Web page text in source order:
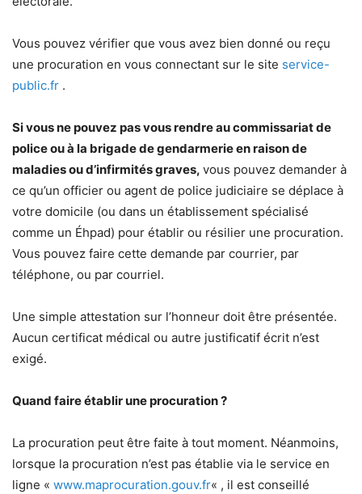
Vous pouvez vérifier que vous avez bien donné ou reçu
une procuration en vous connectant sur le site service-
public.fr .
Si vous ne pouvez pas vous rendre au commissariat de
police ou à la brigade de gendarmerie en raison de
maladies ou d’infirmités graves, vous pouvez demander à
ce qu’un officier ou agent de police judiciaire se déplace à
votre domicile (ou dans un établissement spécialisé
comme un Éhpad) pour établir ou résilier une procuration.
Vous pouvez faire cette demande par courrier, par
téléphone, ou par courriel.
Une simple attestation sur l’honneur doit être présentée.
Aucun certificat médical ou autre justificatif écrit n’est
exigé.
Quand faire établir une procuration ?
La procuration peut être faite à tout moment. Néanmoins,
lorsque la procuration n’est pas établie via le service en
ligne « www.maprocuration.gouv.fr« , il est conseillé